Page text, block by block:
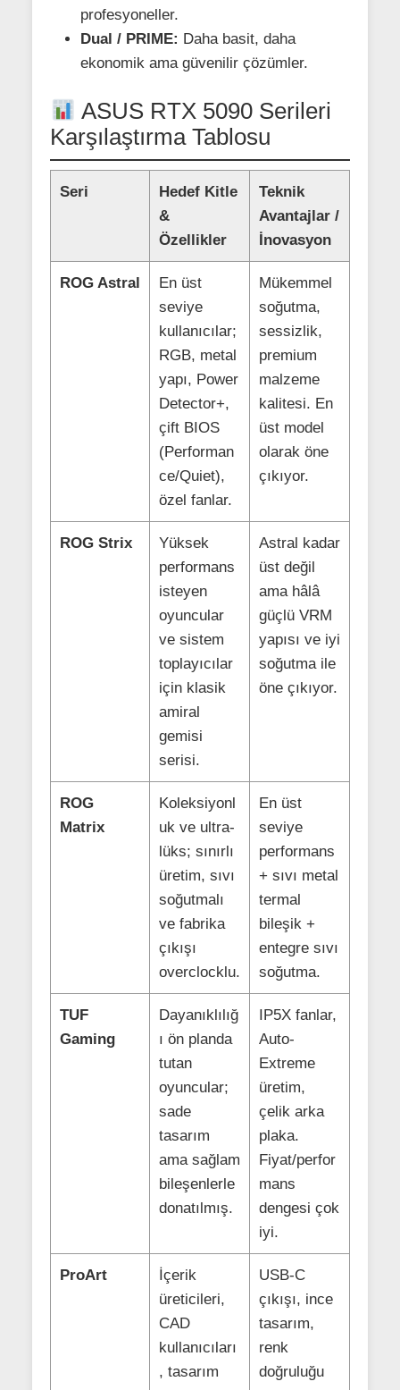
profesyoneller.
Dual / PRIME: Daha basit, daha
ekonomik ama güvenilir çözümler.
ASUS RTX 5090 Serileri
Karşılaştırma Tablosu
Seri
Hedef Kitle
&
Özellikler
Teknik
Avantajlar /
İnovasyon
ROG Astral
En üst
seviye
kullanıcılar;
RGB, metal
yapı, Power
Detector+,
çift BIOS
(Performan
ce/Quiet),
özel fanlar.
Mükemmel
soğutma,
sessizlik,
premium
malzeme
kalitesi. En
üst model
olarak öne
çıkıyor.
ROG Strix
Yüksek
performans
isteyen
oyuncular
ve sistem
toplayıcılar
için klasik
amiral
gemisi
serisi.
Astral kadar
üst değil
ama hâlâ
güçlü VRM
yapısı ve iyi
soğutma ile
öne çıkıyor.
ROG
Matrix
Koleksiyonl
uk ve ultra-
lüks; sınırlı
üretim, sıvı
soğutmalı
ve fabrika
çıkışı
overclocklu.
En üst
seviye
performans
+ sıvı metal
termal
bileşik +
entegre sıvı
soğutma.
TUF
Gaming
Dayanıklılığ
ı ön planda
tutan
oyuncular;
sade
tasarım
ama sağlam
bileşenlerle
donatılmış.
IP5X fanlar,
Auto-
Extreme
üretim,
çelik arka
plaka.
Fiyat/perfor
mans
dengesi çok
iyi.
ProArt
İçerik
üreticileri,
CAD
kullanıcıları
, tasarım
USB-C
çıkışı, ince
tasarım,
renk
doğruluğu